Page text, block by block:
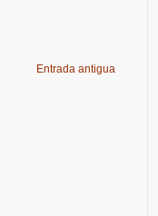
Entrada antigua